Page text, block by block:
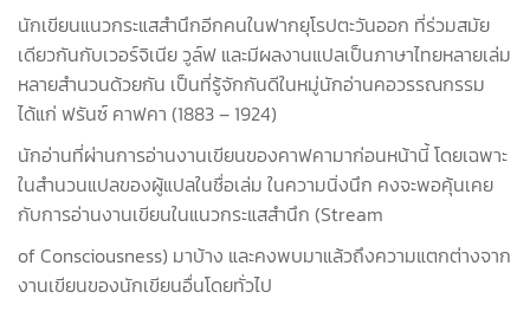
นักเขียนแนวกระแสสำนึกอีกคนในฟากยุโรปตะวันออก ที่ร่วมสมัย
เดียวกันกับเวอร์จิเนีย วูล์ฟ และมีผลงานแปลเป็นภาษาไทยหลายเล่ม
หลายสำนวนด้วยกัน เป็นที่รู้จักกันดีในหมู่นักอ่านคอวรรณกรรม
ได้แก่ ฟรันซ์ คาฟคา (1883 – 1924)
นักอ่านที่ผ่านการอ่านงานเขียนของคาฟคามาก่อนหน้านี้ โดยเฉพาะ
ในสำนวนแปลของผู้แปลในชื่อเล่ม ในความนิ่งนึก คงจะพอคุ้นเคย
กับการอ่านงานเขียนในแนวกระแสสำนึก (Stream
of Consciousness) มาบ้าง และคงพบมาแล้วถึงความแตกต่างจาก
งานเขียนของนักเขียนอื่นโดยทั่วไป